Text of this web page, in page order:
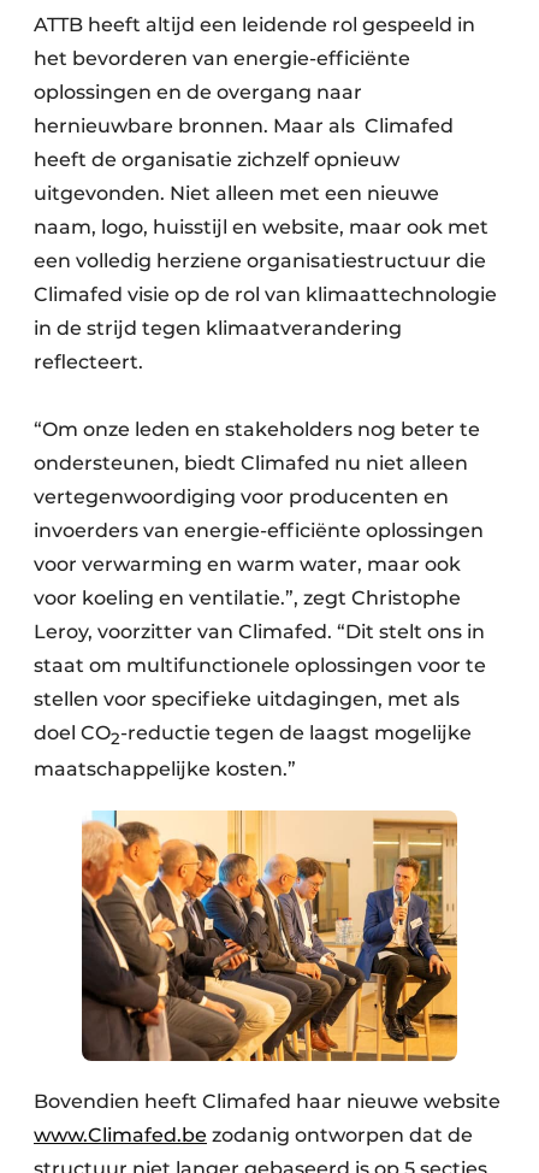
ATTB heeft altijd een leidende rol gespeeld in
het bevorderen van energie-efficiënte
oplossingen en de overgang naar
hernieuwbare bronnen. Maar als Climafed
heeft de organisatie zichzelf opnieuw
uitgevonden. Niet alleen met een nieuwe
naam, logo, huisstijl en website, maar ook met
een volledig herziene organisatiestructuur die
Climafed visie op de rol van klimaattechnologie
in de strijd tegen klimaatverandering
reflecteert.
“Om onze leden en stakeholders nog beter te
ondersteunen, biedt Climafed nu niet alleen
vertegenwoordiging voor producenten en
invoerders van energie-efficiënte oplossingen
voor verwarming en warm water, maar ook
voor koeling en ventilatie.”, zegt Christophe
Leroy, voorzitter van Climafed. “Dit stelt ons in
staat om multifunctionele oplossingen voor te
stellen voor specifieke uitdagingen, met als
doel CO2-reductie tegen de laagst mogelijke
maatschappelijke kosten.”
Bovendien heeft Climafed haar nieuwe website
www.Climafed.be zodanig ontworpen dat de